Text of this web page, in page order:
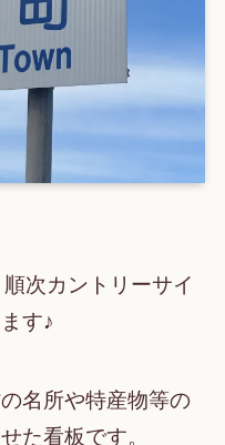
次カントリーサイ
す♪
名所や特産物等の
た看板です。